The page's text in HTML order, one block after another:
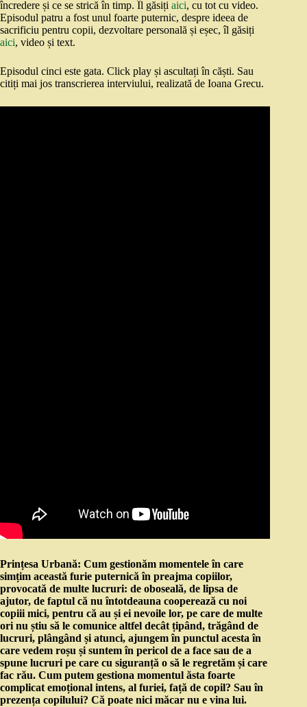
încredere și ce se strică în timp. Îl găsiți aici, cu tot cu video.
Episodul patru a fost unul foarte puternic, despre ideea de
sacrificiu pentru copii, dezvoltare personală și eșec, îl găsiți
aici, video și text.
Episodul cinci este gata. Click play și ascultați în căști. Sau
citiți mai jos transcrierea interviului, realizată de Ioana Grecu.
Prințesa Urbană: Cum gestionăm momentele în care
simțim această furie puternică în preajma copiilor,
provocată de multe lucruri: de oboseală, de lipsa de
ajutor, de faptul că nu întotdeauna cooperează cu noi
copiii mici, pentru că au și ei nevoile lor, pe care de multe
ori nu știu să le comunice altfel decât țipând, trăgând de
lucruri, plângând și atunci, ajungem în punctul acesta în
care vedem roșu și suntem în pericol de a face sau de a
spune lucruri pe care cu siguranță o să le regretăm și care
fac rău. Cum putem gestiona momentul ăsta foarte
complicat emoțional intens, al furiei, față de copil? Sau în
prezența copilului? Că poate nici măcar nu e vina lui.